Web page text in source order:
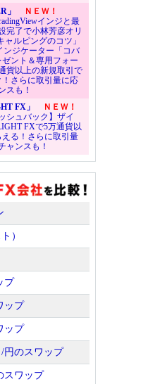
」
ＮＥＷ！
インジと最
完了で小林芳彦オリ
ルピングのコツ」
ンジケーター「コバ
ント＆専用フォー
貨以上の新規取引で
さらに取引量に応
スも！
FX」
ＮＥＷ！
シュバック】ザイ
FXで5万通貨以
る！さらに取引量
ャンスも！
）
プ
ップ
ップ
円のスワップ
スワップ